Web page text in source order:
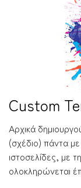
Custom
Αρχικά
(σχέδιο) πάντα
ιστοσελίδες, με
ολοκληρώνεται